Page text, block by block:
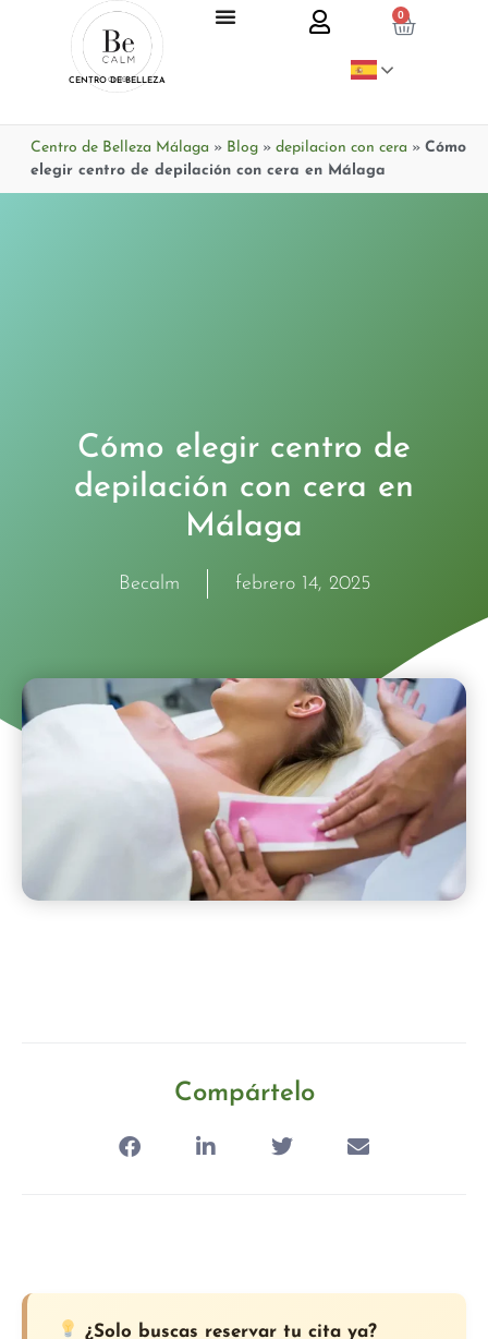
CENTRO DE BELLEZA
0
Centro de Belleza Málaga » Blog» depilacion con cera » Cómo
elegir centro de depilación con cera en Málaga
Cómo elegir centro de
depilación con cera en
Málaga
Becalm febrero 14, 2025
Compártelo
¿Solo buscas reservar tu cita ya?